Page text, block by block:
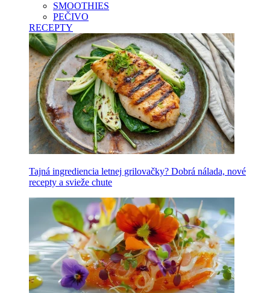
SMOOTHIES
PEČIVO
RECEPTY
Tajná ingrediencia letnej grilovačky? Dobrá nálada, nové
recepty a svieže chute